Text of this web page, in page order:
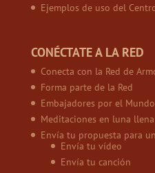
Ejemplos de uso del
CONÉCTATE A LA RED
Conecta con la Red de
Forma parte de la Red
Embajadores por el Mundo
Meditaciones en luna llena
Envía tu propuesta para
Envía tu vídeo
Envía tu canción